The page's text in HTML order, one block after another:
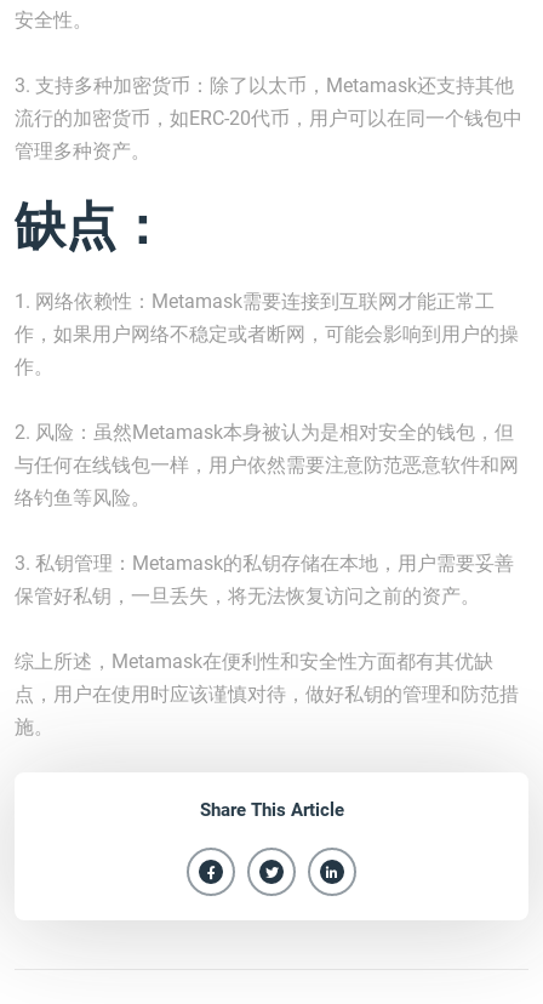
安全性。
3. 支持多种加密货币：除了以太币，Metamask还支持其他
流行的加密货币，如ERC-20代币，用户可以在同一个钱包中
管理多种资产。
缺点：
1. 网络依赖性：Metamask需要连接到互联网才能正常工
作，如果用户网络不稳定或者断网，可能会影响到用户的操
作。
2. 风险：虽然Metamask本身被认为是相对安全的钱包，但
与任何在线钱包一样，用户依然需要注意防范恶意软件和网
络钓鱼等风险。
3. 私钥管理：Metamask的私钥存储在本地，用户需要妥善
保管好私钥，一旦丢失，将无法恢复访问之前的资产。
综上所述，Metamask在便利性和安全性方面都有其优缺
点，用户在使用时应该谨慎对待，做好私钥的管理和防范措
施。
Share This Article